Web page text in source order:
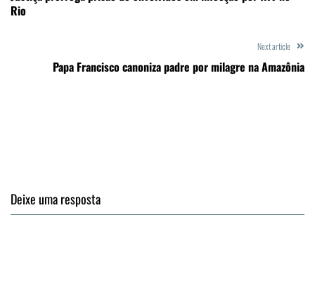
Rio
Next article
Papa Francisco canoniza padre por milagre na Amazônia
Deixe uma resposta